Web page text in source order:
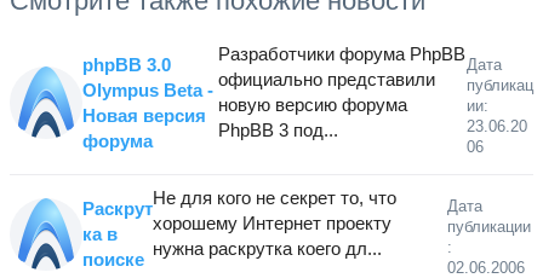
phpBB 3.0
Olympus Beta -
Новая версия
форума
Разработчики форума PhpBB
официально представили
новую версию форума
PhpBB 3 под...
Дата
публикац
ии:
23.06.20
06
Раскрут
ка в
поиске
Не для кого не секрет то, что
хорошему Интернет проекту
нужна раскрутка коего дл...
Дата
публикации
:
02.06.2006